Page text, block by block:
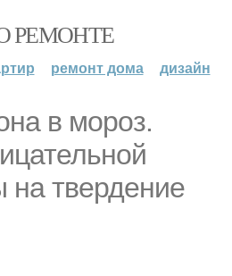
РЕМОНТЕ
ремонт дома дизайн
в мороз.
на твердение